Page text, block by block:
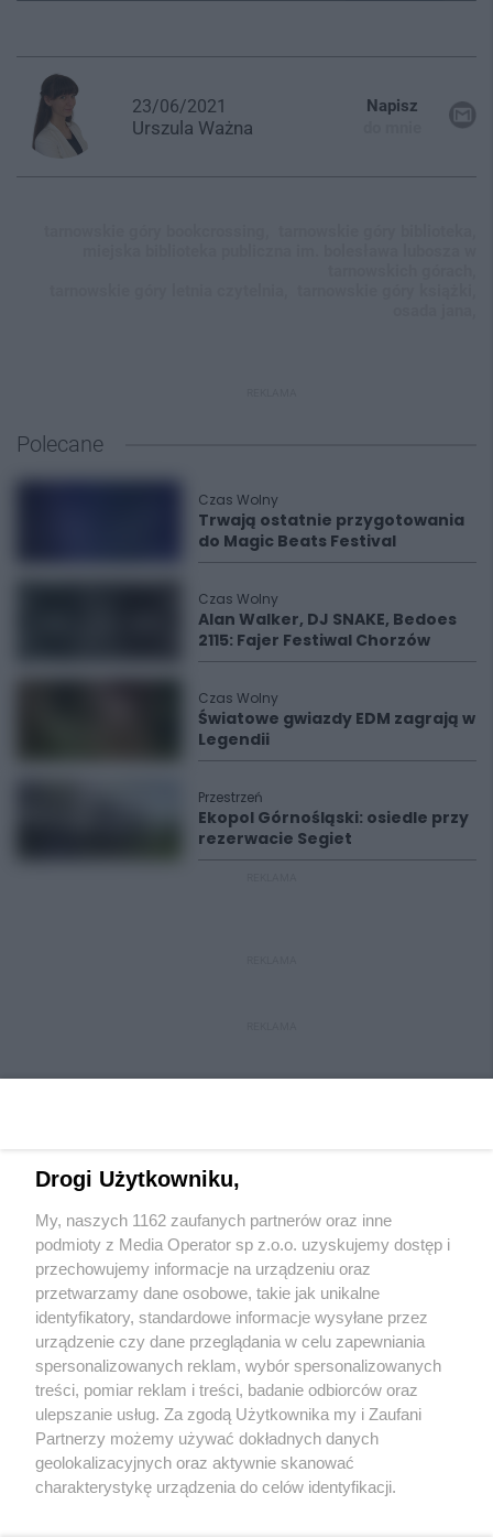
23/06/2021
Urszula Ważna
Napisz
Polecane
Czas Wolny
Trwają ostatnie przygotowania
do Magic Beats Festival
Czas Wolny
Alan Walker, DJ SNAKE, Bedoes
2115: Fajer Festiwal Chorzów
Czas Wolny
Światowe gwiazdy EDM zagrają w
Legendii
Przestrzeń
Ekopol Górnośląski: osiedle przy
rezerwacie Segiet
Wydawca mediówlokalnych
Nie zapomnij
zapoznać się z:
polityką prywatności regulamin korzystania z portali
Twojemiasto
Piekary Śląskie
Chorzów
Tarnowskie Góry
Skontakuj sięz nami
Kontakt
Wydawca
Redakcja
Drogi Użytkowniku,
My, naszych 1162 zaufanych partnerów oraz inne
podmioty z Media Operator sp z.o.o. uzyskujemy dostęp i
przechowujemy informacje na urządzeniu oraz
przetwarzamy dane osobowe, takie jak unikalne
identyfikatory, standardowe informacje wysyłane przez
urządzenie czy dane przeglądania w celu zapewniania
spersonalizowanych reklam, wybór spersonalizowanych
treści, pomiar reklam i treści, badanie odbiorców oraz
ulepszanie usług. Za zgodą Użytkownika my i Zaufani
Partnerzy możemy używać dokładnych danych
geolokalizacyjnych oraz aktywnie skanować
charakterystykę urządzenia do celów identyfikacji.